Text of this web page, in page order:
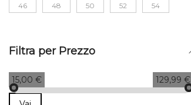
46 48 50 52 54
Filtra per Prezzo
15,00 € 129,99 €